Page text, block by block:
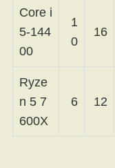
Core i
5-144
00
1
0
16
Ryze
n 5 7
600X
6 12